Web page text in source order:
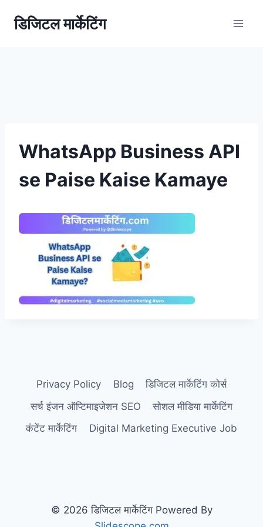
डिजिटल मार्केटिंग
WhatsApp Business API
se Paise Kaise Kamaye
Privacy Policy Blog
डिजिटल मार्केटिंग कोर्स
सर्च इंजन ऑप्टिमाइजेशन SEO
सोशल मीडिया मार्केटिंग
कंटेंट मार्केटिंग
Digital Marketing Executive Job
© 2026 डिजिटल मार्केटिंग Powered By